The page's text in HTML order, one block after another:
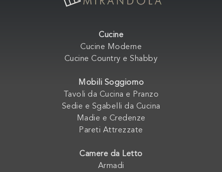
Cucine
Cucine Moderne
Cucine Country e Shabby
Mobili Soggiorno
Tavoli da Cucina e Pranzo
Sedie e Sgabelli da Cucina
Madie e Credenze
Pareti Attrezzate
Camere da Letto
Armadi